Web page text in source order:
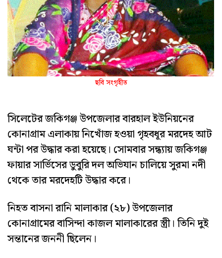
ছবি সংগৃহীত
সিলেটের জকিগঞ্জ উপজেলার বারহাল ইউনিয়নের
কোনাগ্রাম এলাকায় নিখোঁজ হওয়া গৃহবধূর মরদেহ আট
ঘন্টা পর উদ্ধার করা হয়েছে। সোমবার সন্ধ্যায় জকিগঞ্জ
ফায়ার সার্ভিসের ডুবুরি দল অভিযান চালিয়ে সুরমা নদী
থেকে তার মরদেহটি উদ্ধার করে।
নিহত বাসনা রানি মালাকার (২৮) উপজেলার
কোনাগ্রামের বাসিন্দা কাজল মালাকারের স্ত্রী। তিনি দুই
সন্তানের জননী ছিলেন।